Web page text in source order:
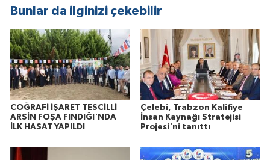
Bunlar da ilginizi çekebilir
COĞRAFİ İŞARET TESCİLLİ
ARSİN FOŞA FINDIĞI'NDA
İLK HASAT YAPILDI
Çelebi, Trabzon Kalifiye
İnsan Kaynağı Stratejisi
Projesi'ni tanıttı